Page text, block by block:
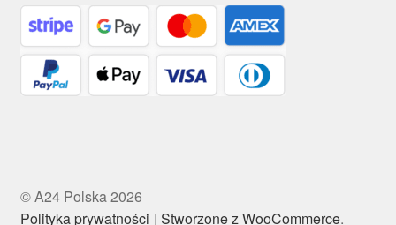
© A24 Polska 2026
Polityka prywatności
Stworzone z WooCommerce.